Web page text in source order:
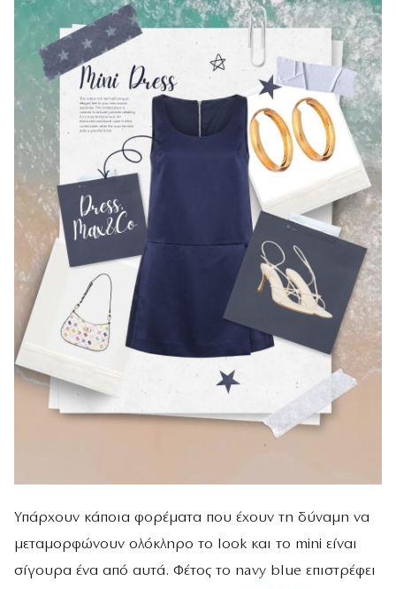
Υπάρχουν κάποια φορέματα που έχουν τη δύναμη να
μεταμορφώνουν ολόκληρο το look και το mini είναι
σίγουρα ένα από αυτά. Φέτος το navy blue επιστρέφει